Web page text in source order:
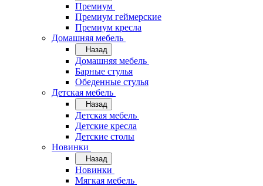
Премиум
Премиум геймерские
Премиум кресла
Домашняя мебель
Назад
Домашняя мебель
Барные стулья
Обеденные стулья
Детская мебель
Назад
Детская мебель
Детские кресла
Детские столы
Новинки
Назад
Новинки
Мягкая мебель